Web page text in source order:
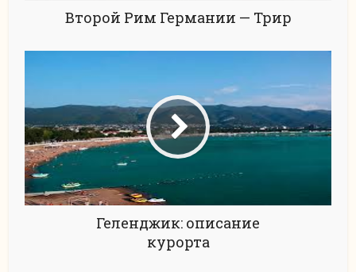
Второй Рим Германии — Трир
Геленджик: описание
курорта